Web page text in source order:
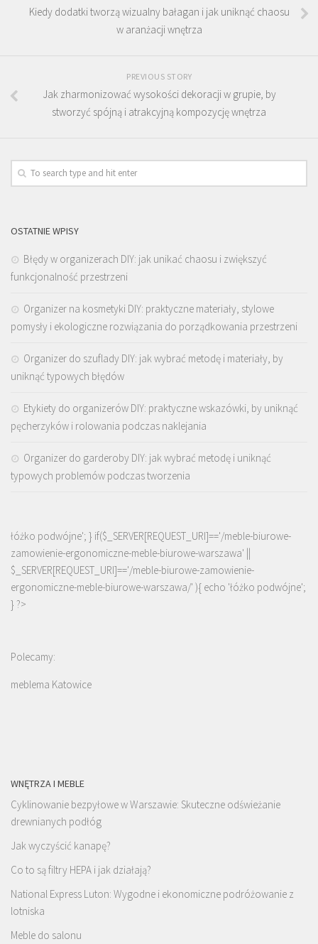
Kiedy dodatki tworzą wizualny bałagan i jak uniknąć chaosu
w aranżacji wnętrza
PREVIOUS STORY
Jak zharmonizować wysokości dekoracji w grupie, by
stworzyć spójną i atrakcyjną kompozycję wnętrza
OSTATNIE WPISY
Błędy w organizerach DIY: jak unikać chaosu i zwiększyć
funkcjonalność przestrzeni
Organizer na kosmetyki DIY: praktyczne materiały, stylowe
pomysły i ekologiczne rozwiązania do porządkowania przestrzeni
Organizer do szuflady DIY: jak wybrać metodę i materiały, by
uniknąć typowych błędów
Etykiety do organizerów DIY: praktyczne wskazówki, by uniknąć
pęcherzyków i rolowania podczas naklejania
Organizer do garderoby DIY: jak wybrać metodę i uniknąć
typowych problemów podczas tworzenia
łóżko podwójne'; } if($_SERVER[REQUEST_URI]=='/meble-biurowe-
zamowienie-ergonomiczne-meble-biurowe-warszawa' ||
$_SERVER[REQUEST_URI]=='/meble-biurowe-zamowienie-
ergonomiczne-meble-biurowe-warszawa/' ){ echo 'łóżko podwójne';
} ?>
Polecamy:
meblema Katowice
WNĘTRZA I MEBLE
Cyklinowanie bezpyłowe w Warszawie: Skuteczne odświeżanie
drewnianych podłóg
Jak wyczyścić kanapę?
Co to są filtry HEPA i jak działają?
National Express Luton: Wygodne i ekonomiczne podróżowanie z
lotniska
Meble do salonu